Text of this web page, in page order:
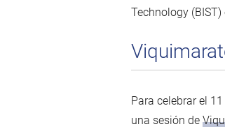
Technology
Para celebrar el
una sesión de